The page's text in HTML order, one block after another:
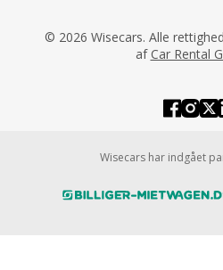
© 2026 Wisecars. Alle
af Car Rental
Wisecars har indgået